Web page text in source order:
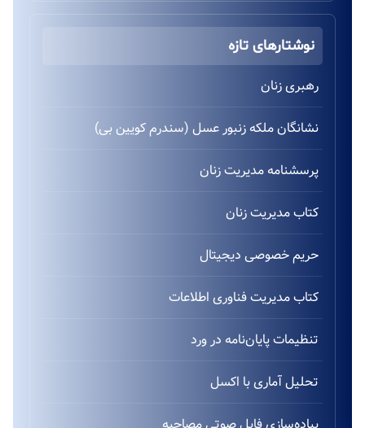
نوشتارهای تازه
رهبری زنان
نشانگان ملکه زنبور عسل (سندرم کویین بی)
پرسشنامه مدیریت زنان
کتاب مدیریت زنان
حریم خصوصی دیجیتال
کتاب مدیریت فناوری اطلاعات
تنظیمات پایان‌نامه در ورد
تحلیل آماری با اکسل